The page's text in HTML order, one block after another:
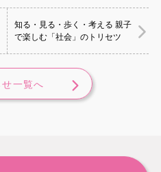
知る・見る・歩く・考える 親子
で楽しむ「社会」のトリセツ
一覧へ